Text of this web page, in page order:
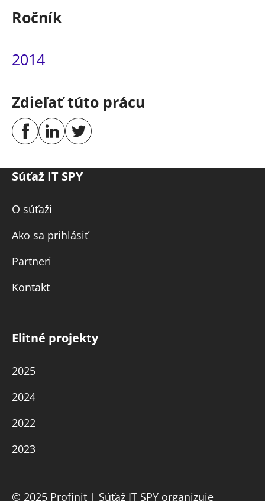
Ročník
2014
Zdieľať túto prácu
Súťaž IT SPY
O súťaži
Ako sa prihlásiť
Partneri
Kontakt
Elitné projekty
2025
2024
2022
2023
© 2025 Profinit | Súťaž IT SPY organizuje